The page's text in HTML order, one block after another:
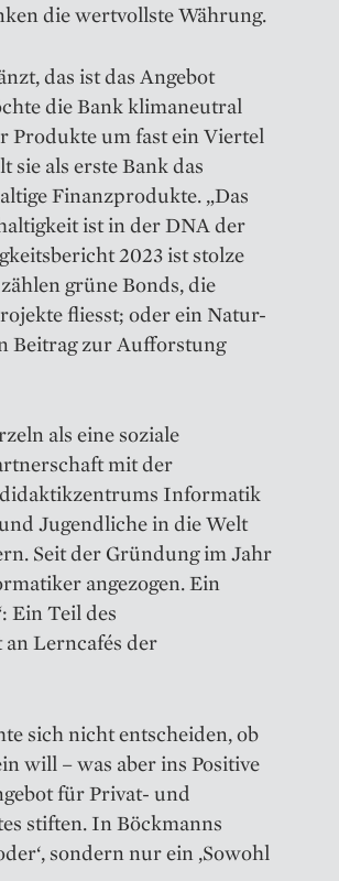
die wertvollste Währung.
das ist das Angebot
die Bank klimaneutral
Produkte um fast ein Viertel
sie als erste Bank das
Finanzprodukte. „Das
ist in der DNA der
2023 ist stolze
grüne Bonds, die
fliesst; oder ein Natur-
Beitrag zur Aufforstung
als eine soziale
mit der
Informatik
Jugendliche in die Welt
Seit der Gründung im Jahr
angezogen. Ein
Ein Teil des
Lerncafés der
sich nicht entscheiden, ob
will – was aber ins Positive
für Privat- und
stiften. In Böckmanns
sondern nur ein ‚Sowohl